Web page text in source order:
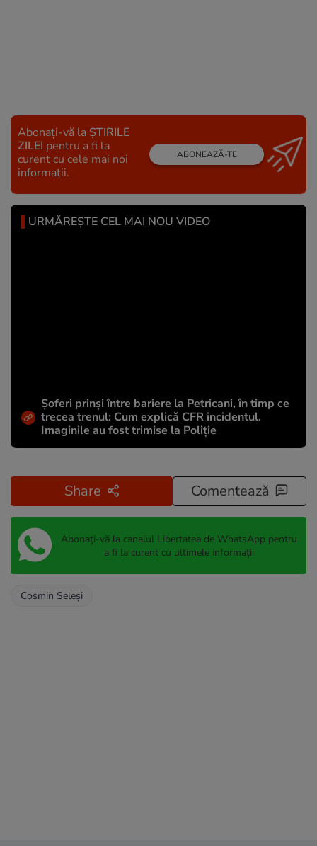
Abonați-vă la ȘTIRILE
ZILEI pentru a fi la
curent cu cele mai noi
informații.
ABONEAZĂ-TE
URMĂREȘTE CEL MAI NOU VIDEO
Șoferi prinși între bariere la Petricani, în timp ce
trecea trenul: Cum explică CFR incidentul.
Imaginile au fost trimise la Poliție
Share Comentează
Abonați-vă la canalul Libertatea de WhatsApp pentru
a fi la curent cu ultimele informații
Cosmin Seleşi